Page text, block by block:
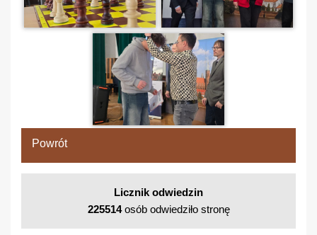
Powrót
Licznik odwiedzin
225514osób odwiedziło stronę